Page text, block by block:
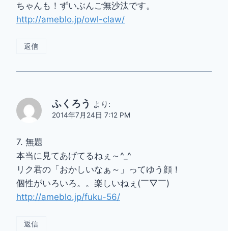
ちゃんも！ずいぶんご無沙汰です。
http://ameblo.jp/owl-claw/
返信
ふくろう より:
2014年7月24日 7:12 PM
7. 無題
本当に見てあげてるねぇ～^_^
リク君の「おかしいなぁ～」ってゆう顔！
個性がいろいろ。。楽しいねぇ(￣▽￣)
http://ameblo.jp/fuku-56/
返信